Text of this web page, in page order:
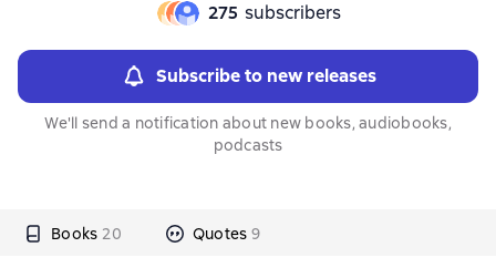
275 subscribers
Subscribe to new releases
We'll send a notification about new books, audiobooks,
podcasts
Books 20 Quotes 9